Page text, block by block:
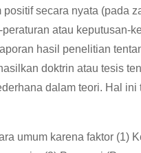
secara nyata (pada
atau keputusan-
hasil penelitian
doktrin atau tesis
dalam teori. Hal
umum karena faktor (1)